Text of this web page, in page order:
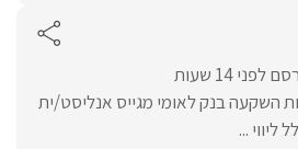
לפני 14 שעות
השקעה בנק לאומי מגייס אנליסט/ית
...